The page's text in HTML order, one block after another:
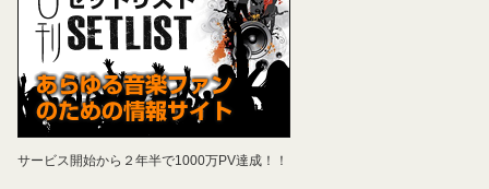
サービス開始から２年半で1000万PV達成！！